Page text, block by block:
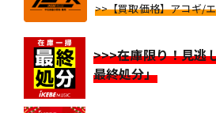
>>【買取価格】アコギ/
>>>在庫限り！見逃
最終処分」